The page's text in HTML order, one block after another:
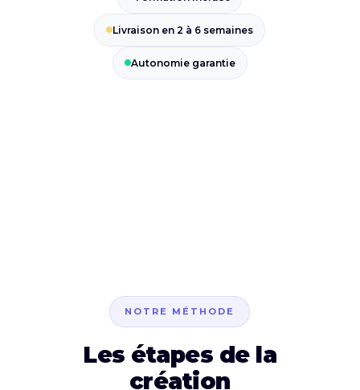
Livraison en 2 à 6 semaines
Autonomie garantie
NOTRE MÉTHODE
Les étapes de la
création